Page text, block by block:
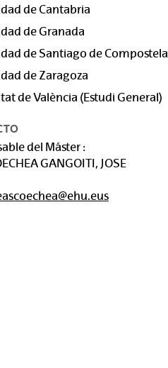
de Cantabria
de Granada
de Santiago de Compostela
de Zaragoza
de València (Estudi General)
del Máster :
GANGOITI, JOSE